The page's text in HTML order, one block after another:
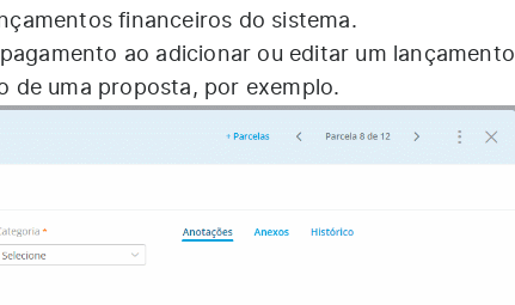
financeiros do sistema.
ao adicionar ou editar um lançamento
de uma proposta, por exemplo.